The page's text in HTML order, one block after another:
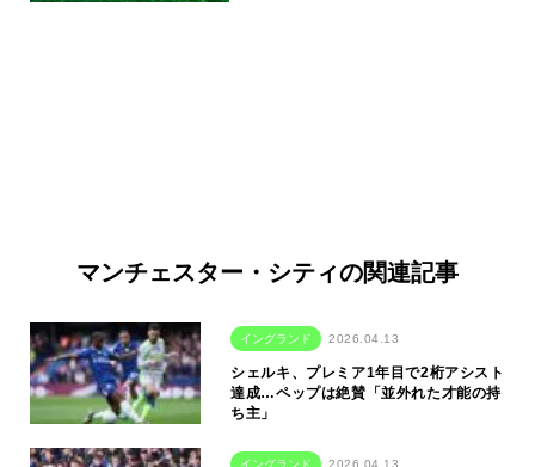
マンチェスター・シティの関連記事
イングランド 2026.04.13
シェルキ、プレミア1年目で2桁アシスト
達成…ペップは絶賛「並外れた才能の持
ち主」